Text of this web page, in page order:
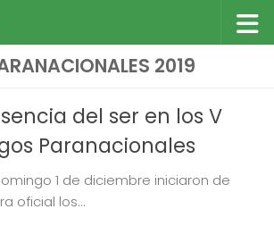
2019
del ser en los V
Paranacionales
1 de diciembre iniciaron de
oficial los...